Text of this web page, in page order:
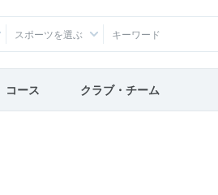
スポーツを選ぶ
コース クラブ・チーム